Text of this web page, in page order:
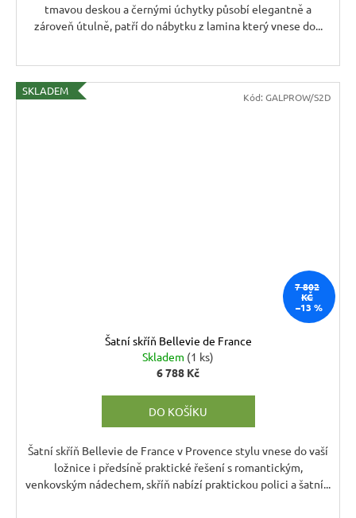
tmavou deskou a černými úchytky působí elegantně a
zároveň útulně, patří do nábytku z lamina který vnese do...
SKLADEM
7 802
KČ
–13 %
Šatní skříň Bellevie de France
Skladem (1 ks)
6 788 Kč
DO KOŠÍKU
Šatní skříň Bellevie de France v Provence stylu vnese do vaší
ložnice i předsíně praktické řešení s romantickým,
venkovským nádechem, skříň nabízí praktickou polici a šatní...
Kód: GALPROW/S2D